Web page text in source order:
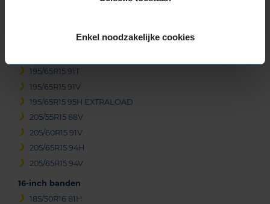
Enkel noodzakelijke cookies
195/60R15 88V
195/65R15 91T
195/65R15 91V
195/65R15 95H EXTRALOAD
205/55R15 88V
205/60R15 91V
205/65R15 94H
205/65R15 94V
16-inch banden
185/50R16 81H